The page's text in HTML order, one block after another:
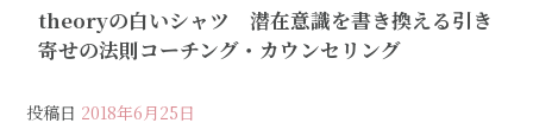
theoryの白いシャツ 潜在意識を書き換える引き
寄せの法則コーチング・カウンセリング
投稿日 2018年6月25日